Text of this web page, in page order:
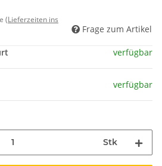
(Lieferzeiten ins
Frage zum Artikel
verfügbar
verfügbar
Stk